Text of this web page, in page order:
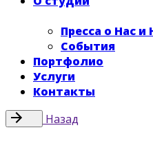
Пресса о Нас
События
Портфолио
Услуги
Контакты
Назад